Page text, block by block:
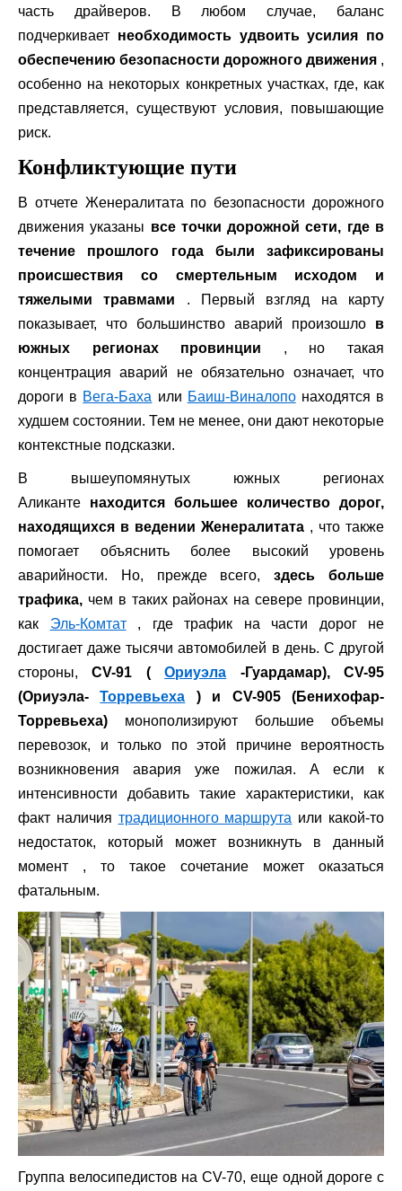
часть драйверов. В любом случае, баланс
подчеркивает необходимость удвоить усилия по
обеспечению безопасности дорожного движения ,
особенно на некоторых конкретных участках, где, как
представляется, существуют условия, повышающие
риск.
Конфликтующие пути
В отчете Женералитата по безопасности дорожного
движения указаны все точки дорожной сети, где в
течение прошлого года были зафиксированы
происшествия со смертельным исходом и
тяжелыми травмами . Первый взгляд на карту
показывает, что большинство аварий произошло в
южных регионах провинции , но такая
концентрация аварий не обязательно означает, что
дороги в Вега-Баха или Баиш-Виналопонаходятся в
худшем состоянии. Тем не менее, они дают некоторые
контекстные подсказки.
В вышеупомянутых южных регионах
Аликанте находится большее количество дорог,
находящихся в ведении Женералитата , что также
помогает объяснить более высокий уровень
аварийности. Но, прежде всего,здесь больше
трафика, чем в таких районах на севере провинции,
как Эль-Комтат, где трафик на части дорог не
достигает даже тысячи автомобилей в день. С другой
стороны,CV-91 (Ориуэла -Гуардамар), CV-95
(Ориуэла-Торревьеха ) и CV-905 (Бенихофар-
Торревьеха) монополизируют большие объемы
перевозок, и только по этой причине вероятность
возникновения авария уже пожилая. А если к
интенсивности добавить такие характеристики, как
факт наличия традиционного маршрута или какой-то
недостаток, который может возникнуть в данный
момент , то такое сочетание может оказаться
фатальным.
Группа велосипедистов на CV-70, еще одной дороге с